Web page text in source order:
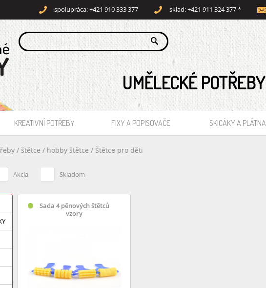
spolupráca: +421 910 333 377 sklad: +421 911 324 377 *
UMĚLECKÉ POTŘEBY
KREATIVNÍ POTŘEBY FIXY A POPISOVAČE SKICÁKY A PLÁTNA
/ štětce / hobby štětce / Štětce pro děti
Akcia Skladom
Sada 4 pěnových štětců
vzory